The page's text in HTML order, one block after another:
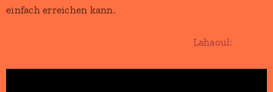
einfach erreichen kann.
Lahaoul: